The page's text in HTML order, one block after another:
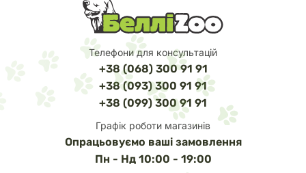
Телефони для консультацій
+38 (068) 300 91 91
+38 (093) 300 91 91
+38 (099) 300 91 91
Графік роботи магазинів
Опрацьовуємо ваші замовлення
Пн - Нд 10:00 - 19:00